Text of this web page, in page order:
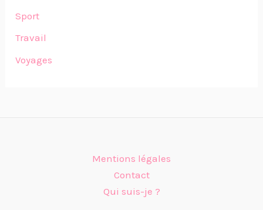
Sport
Travail
Voyages
Mentions légales
Contact
Qui suis-je ?